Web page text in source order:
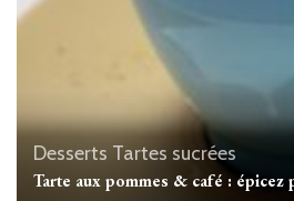
Desserts Tartes sucrées
Tarte aux pommes & café : épicez